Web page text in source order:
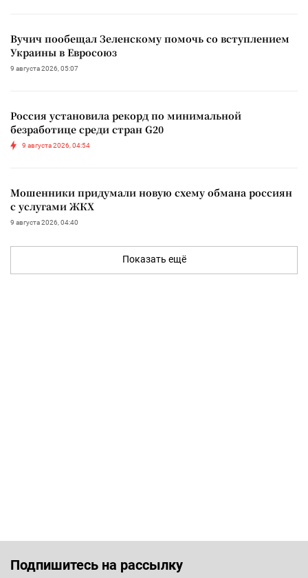
Вучич пообещал Зеленскому помочь со вступлением
Украины в Евросоюз
9 августа 2026, 05:07
Россия установила рекорд по минимальной
безработице среди стран G20
9 августа 2026, 04:54
Мошенники придумали новую схему обмана россиян
с услугами ЖКХ
9 августа 2026, 04:40
Показать ещё
Подпишитесь на рассылку